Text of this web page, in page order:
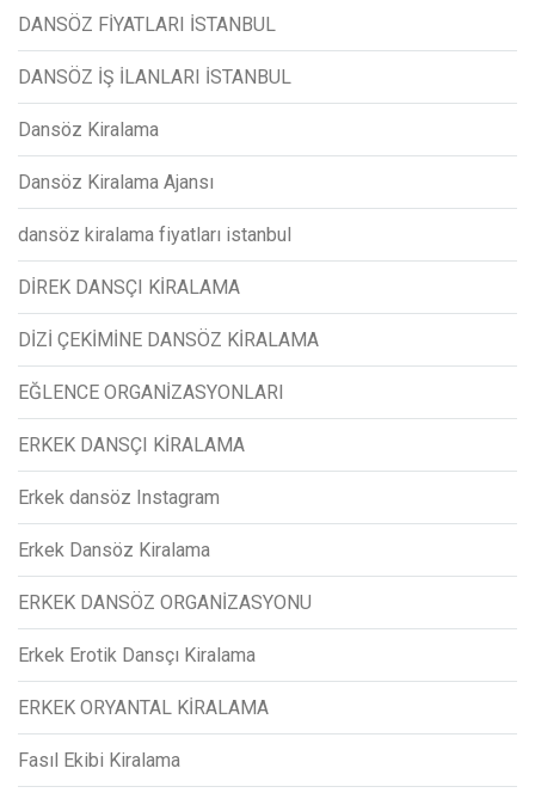
DANSÖZ FİYATLARI İSTANBUL
DANSÖZ İŞ İLANLARI İSTANBUL
Dansöz Kiralama
Dansöz Kiralama Ajansı
dansöz kiralama fiyatları istanbul
DİREK DANSÇI KİRALAMA
DİZİ ÇEKİMİNE DANSÖZ KİRALAMA
EĞLENCE ORGANİZASYONLARI
ERKEK DANSÇI KİRALAMA
Erkek dansöz Instagram
Erkek Dansöz Kiralama
ERKEK DANSÖZ ORGANİZASYONU
Erkek Erotik Dansçı Kiralama
ERKEK ORYANTAL KİRALAMA
Fasıl Ekibi Kiralama